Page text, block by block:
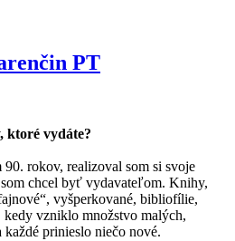
PT
ktoré vydáte?
rokov, realizoval som si svoje
som chcel byť vydavateľom. Knihy,
vyšperkované, bibliofílie,
vzniklo množstvo malých,
prinieslo niečo nové.